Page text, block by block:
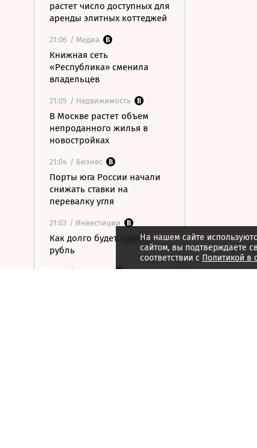
растет число доступных для
аренды элитных коттеджей
21:06 / Медиа
Книжная сеть
«Республика» сменила
владельцев
21:05 / Недвижимость
В Москве растет объем
непроданного жилья в
новостройках
21:04 / Бизнес
Порты юга России начали
снижать ставки на
перевалку угля
21:03 / Инвестиции
Как долго будет падать
рубль
/ Политика
На нашем сайте
сайтом, вы подтверждаете
соответствии с Политикой в